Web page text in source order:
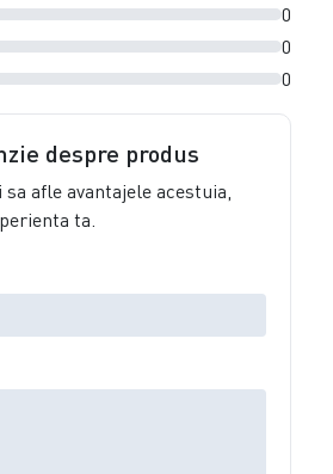
0
0
0
despre produs
afle avantajele acestuia,
ta.